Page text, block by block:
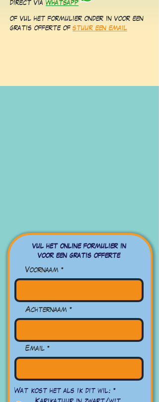
direct via Whatsapp
of vul het formulier onder in voor een
gratis offerte of stuur een email
vul het online formulier in
voor een gratis offerte
Voornaam
Achternaam
Email
Wat kost het als ik dit wil: *R
e